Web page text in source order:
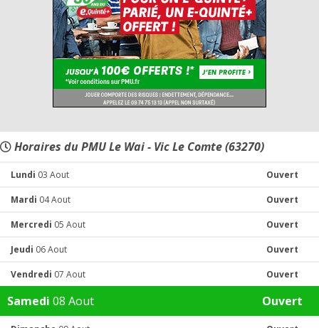
Horaires du PMU Le Wai - Vic Le Comte (63270)
Lundi 03 Aout Ouvert
Mardi 04 Aout Ouvert
Mercredi 05 Aout Ouvert
Jeudi 06 Aout Ouvert
Vendredi 07 Aout Ouvert
Samedi 08 Aout Ouvert